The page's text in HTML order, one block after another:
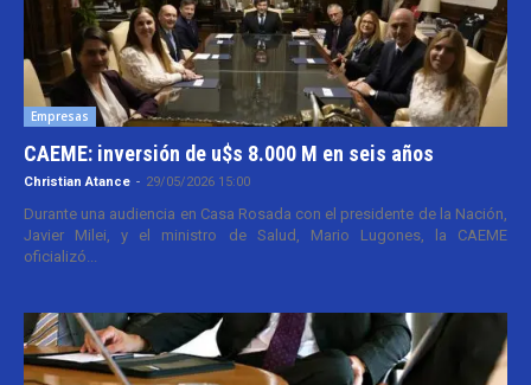
Empresas
CAEME: inversión de u$s 8.000 M en seis años
Christian Atance - 29/05/2026 15:00
Durante una audiencia en Casa Rosada con el presidente de la Nación,
Javier Milei, y el ministro de Salud, Mario Lugones, la CAEME
oficializó...